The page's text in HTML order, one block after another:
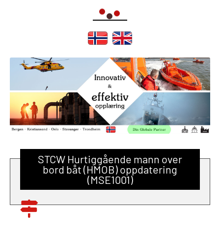
STCW Hurtiggående mann over
bord båt (HMOB) oppdatering
(MSE1001)